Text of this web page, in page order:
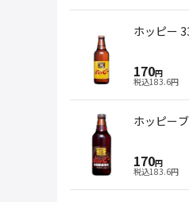
ホッピー
170円
税込183.6円
ホッピー
170円
税込183.6円